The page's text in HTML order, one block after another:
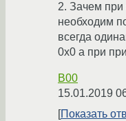
2. Зачем
необходим
всегда
0x0 а при
B00
15.01.2019
Показать